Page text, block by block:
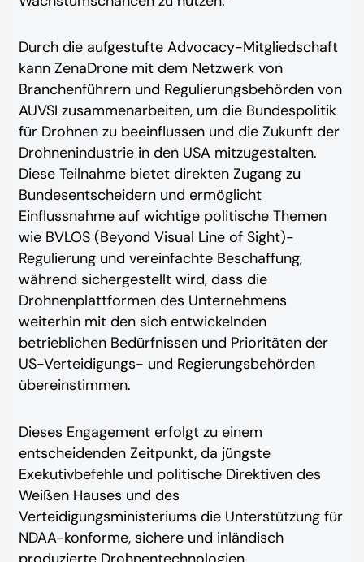
Durch die aufgestufte Advocacy-Mitgliedschaft
kann ZenaDrone mit dem Netzwerk von
Branchenführern und Regulierungsbehörden von
AUVSI zusammenarbeiten, um die Bundespolitik
für Drohnen zu beeinflussen und die Zukunft der
Drohnenindustrie in den USA mitzugestalten.
Diese Teilnahme bietet direkten Zugang zu
Bundesentscheidern und ermöglicht
Einflussnahme auf wichtige politische Themen
wie BVLOS (Beyond Visual Line of Sight)-
Regulierung und vereinfachte Beschaffung,
während sichergestellt wird, dass die
Drohnenplattformen des Unternehmens
weiterhin mit den sich entwickelnden
betrieblichen Bedürfnissen und Prioritäten der
US-Verteidigungs- und Regierungsbehörden
übereinstimmen.
Dieses Engagement erfolgt zu einem
entscheidenden Zeitpunkt, da jüngste
Exekutivbefehle und politische Direktiven des
Weißen Hauses und des
Verteidigungsministeriums die Unterstützung für
NDAA-konforme, sichere und inländisch